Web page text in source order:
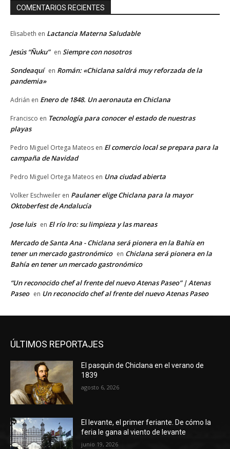
COMENTARIOS RECIENTES
Elisabeth en Lactancia Materna Saludable
Jesús “Ñuku” en Siempre con nosotros
Sondeaquí en Román: «Chiclana saldrá muy reforzada de la
pandemia»
Adrián en Enero de 1848. Un aeronauta en Chiclana
Francisco en Tecnología para conocer el estado de nuestras
playas
Pedro Miguel Ortega Mateos en El comercio local se prepara para la
campaña de Navidad
Pedro Miguel Ortega Mateos en Una ciudad abierta
Volker Eschweiler en Paulaner elige Chiclana para la mayor
Oktoberfest de Andalucía
Jose luis en El río Iro: su limpieza y las mareas
Mercado de Santa Ana - Chiclana será pionera en la Bahía en
tener un mercado gastronómico en Chiclana será pionera en la
Bahía en tener un mercado gastronómico
“Un reconocido chef al frente del nuevo Atenas Paseo” | Atenas
Paseo en Un reconocido chef al frente del nuevo Atenas Paseo
ÚLTIMOS REPORTAJES
El pasquín de Chiclana en el verano de
1839
agosto 6, 2026
El levante, el primer feriante. De cómo la
feria le gana al viento de levante
junio 19, 2026